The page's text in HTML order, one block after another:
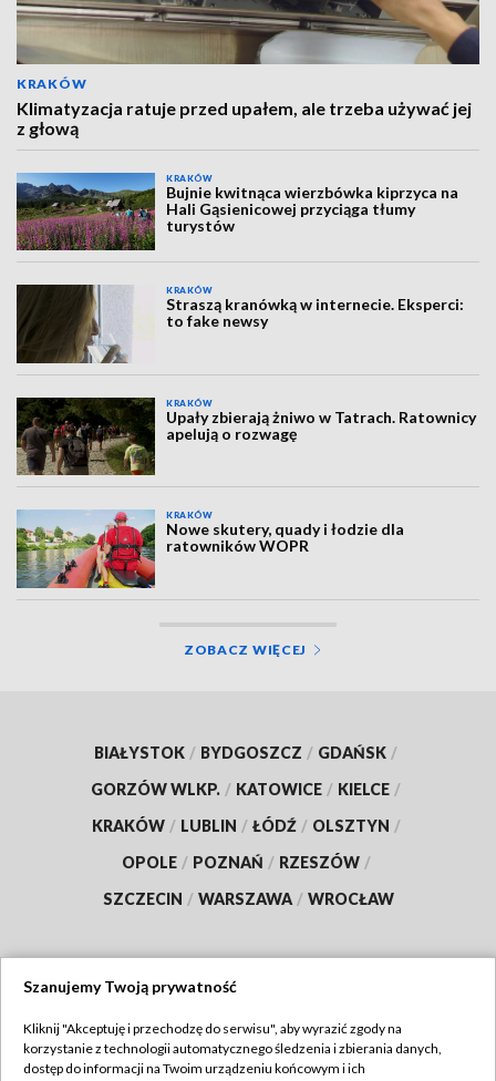
KRAKÓW
Klimatyzacja ratuje przed upałem, ale trzeba używać jej
z głową
KRAKÓW
Bujnie kwitnąca wierzbówka kiprzyca na
Hali Gąsienicowej przyciąga tłumy
turystów
KRAKÓW
Straszą kranówką w internecie. Eksperci:
to fake newsy
KRAKÓW
Upały zbierają żniwo w Tatrach. Ratownicy
apelują o rozwagę
KRAKÓW
Nowe skutery, quady i łodzie dla
ratowników WOPR
ZOBACZ WIĘCEJ
BIAŁYSTOK / BYDGOSZCZ / GDAŃSK /
GORZÓW WLKP. / KATOWICE / KIELCE /
KRAKÓW / LUBLIN / ŁÓDŹ / OLSZTYN /
OPOLE / POZNAŃ / RZESZÓW /
SZCZECIN / WARSZAWA / WROCŁAW
TVP
Szanujemy Twoją prywatność
Kliknij "Akceptuję i przechodzę do serwisu", aby wyrazić zgody na
korzystanie z technologii automatycznego śledzenia i zbierania danych,
dostęp do informacji na Twoim urządzeniu końcowym i ich